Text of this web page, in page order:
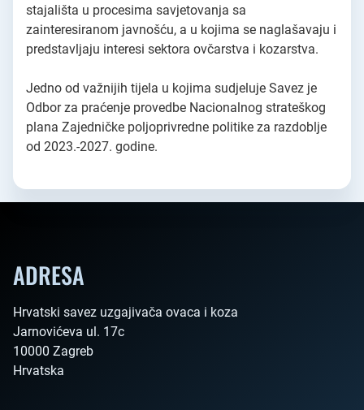
stajališta u procesima savjetovanja sa
zainteresiranom javnošću, a u kojima se naglašavaju i
predstavljaju interesi sektora ovčarstva i kozarstva.
Jedno od važnijih tijela u kojima sudjeluje Savez je
Odbor za praćenje provedbe Nacionalnog strateškog
plana Zajedničke poljoprivredne politike za razdoblje
od 2023.-2027. godine.
ADRESA
Hrvatski savez uzgajivača ovaca i koza
Jarnovićeva ul. 17c
10000 Zagreb
Hrvatska